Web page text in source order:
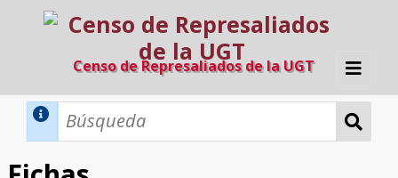
Censo de Represaliados de la UGT
Inicio